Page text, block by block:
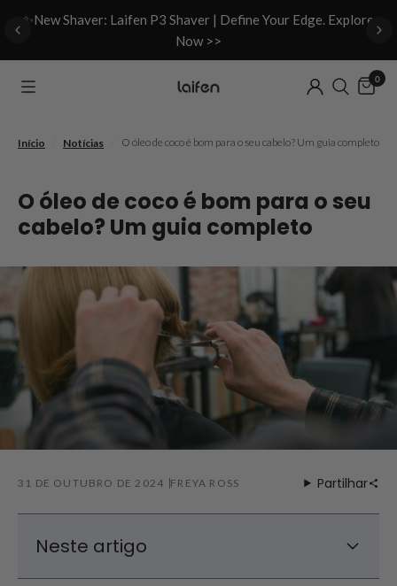
✨New Shaver: Laifen P3 Shaver | Define Your Edge. Explore
Now >>
0
Início Notícias O óleo de coco é bom para o seu cabelo? Um guia completo
O óleo de coco é bom para o seu
cabelo? Um guia completo
31 DE OUTUBRO DE 2024 FREYA ROSS Partilhar
Neste artigo